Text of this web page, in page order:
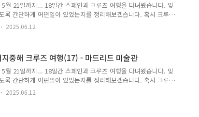
월 21일까지... 18일간 스페인과 크루즈 여행을 다녀왔습니다. 잊
록 간단하게 어떤일이 있었는지를 정리해보겠습니다. 혹시 크루즈
여행을 준비하시는 분이 있다면 도움이 되었으면 좋겠습니다.뱅크
레도의 문마드리드 왕궁5월 20일, 17일차입니다. 이제 마지막 날입
대답도 없고요. 이제까지 에어비앤비에 묵으면서 소통에는 문제
지막에 약간 실망했습니다.그래서 먼저 집 주변에 짐을 맡길 곳이
봤습니다. 인근 작은 호텔에도 문의했는데 실패했고, 결국 아토차
습니다...
2025.06.12
중해 크루즈 여행(17) - 마드리드 미술관
월 21일까지... 18일간 스페인과 크루즈 여행을 다녀왔습니다. 잊
록 간단하게 어떤일이 있었는지를 정리해보겠습니다. 혹시 크루즈
여행을 준비하시는 분이 있다면 도움이 되었으면 좋겠습니다.국립
예술센터프라도 미술관솔 광장5월 19일, 16일차입니다. 처음 서울
2025.06.12